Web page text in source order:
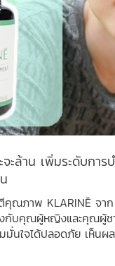
ะล้าน เพิ่มระดับการ
คุณภาพ KLARINĒ จา
งกับคุณผู้หญิงและคุณผู้ช
มั่นใจได้ปลอดภัย เห็นผ